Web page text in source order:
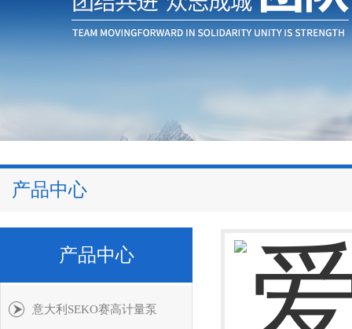
产品中心
产品中心
意大利SEKO赛高计量泵